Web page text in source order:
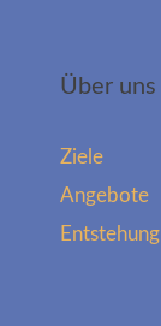
Über uns
Ziele
Angebote
Entstehung